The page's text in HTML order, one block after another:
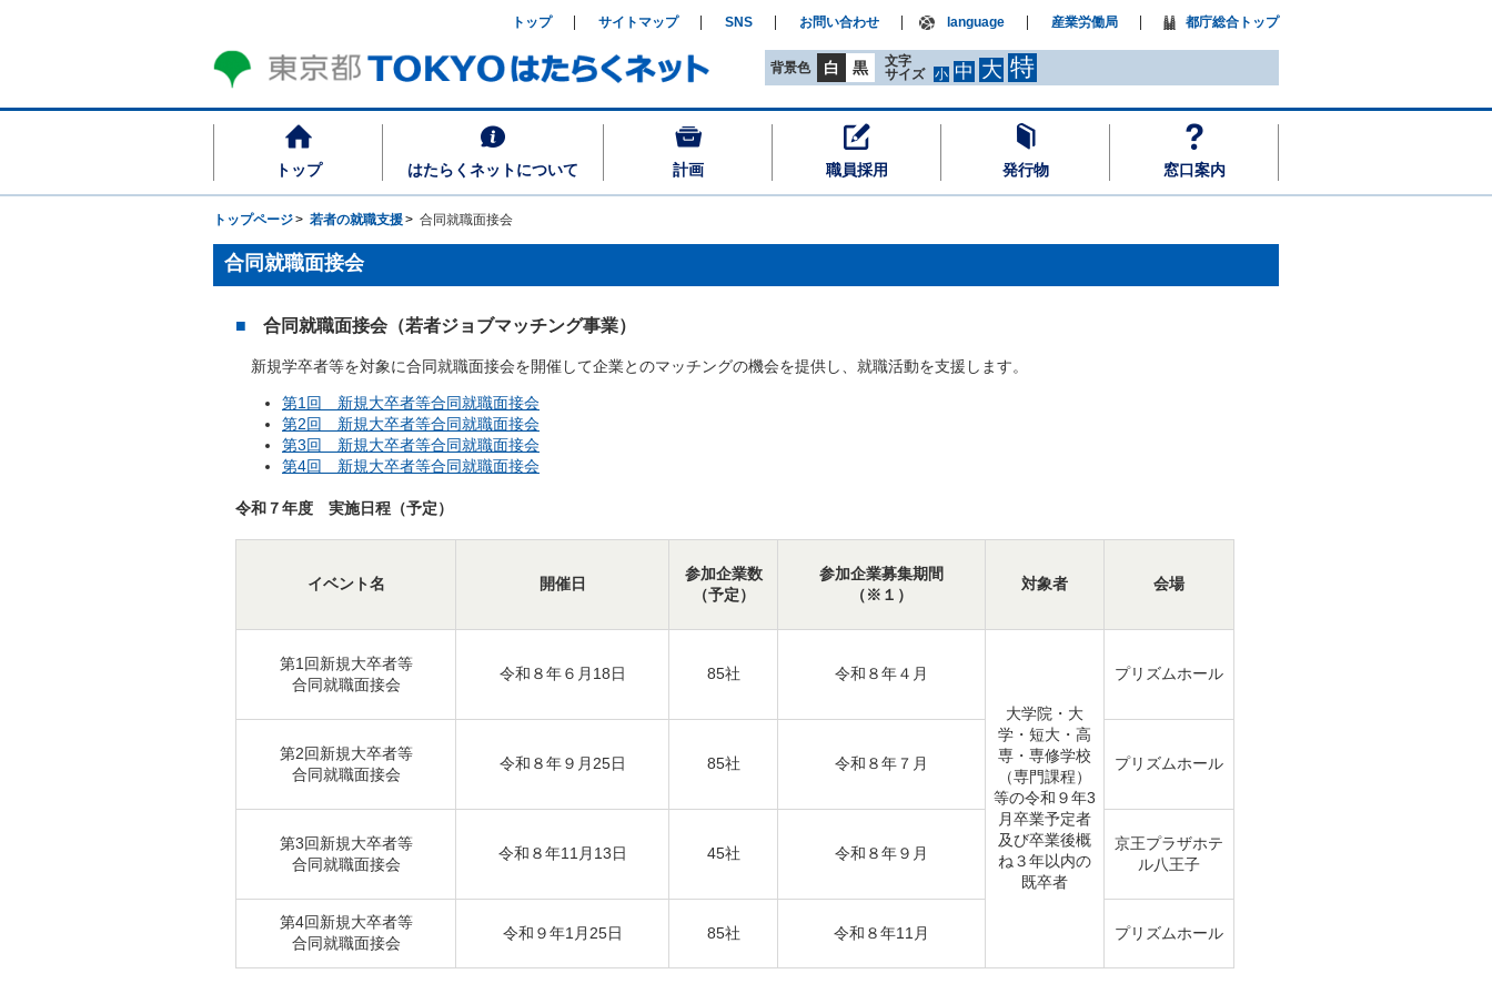
トップ はたらくネットについて 計画 職員採用 発行物 窓口案内
背景色 白 黒
文字
サイズ
小 中 大 特
トップ サイトマップ SNS お問い合わせ language 産業労働局 都庁総合トップ
トップページ 若者の就職支援 合同就職面接会
合同就職面接会
合同就職面接会（若者ジョブマッチング事業）
新規学卒者等を対象に合同就職面接会を開催して企業とのマッチングの機会を提供し、就職活動を支援します。
第1回 新規大卒者等合同就職面接会
第2回 新規大卒者等合同就職面接会
第3回 新規大卒者等合同就職面接会
第4回 新規大卒者等合同就職面接会
令和７年度 実施日程（予定）
イベント名 開催日
参加企業数
（予定）
参加企業募集期間
（※１）
対象者 会場
第1回新規大卒者等
合同就職面接会
令和８年６月18日 85社 令和８年４月
大学院・大
学・短大・高
専・専修学校
（専門課程）
等の令和９年3
月卒業予定者
及び卒業後概
ね３年以内の
既卒者
プリズムホール
第2回新規大卒者等
合同就職面接会
令和８年９月25日 85社 令和８年７月 プリズムホール
第3回新規大卒者等
合同就職面接会
令和８年11月13日 45社 令和８年９月
京王プラザホテ
ル八王子
第4回新規大卒者等
合同就職面接会
令和９年1月25日 85社 令和８年11月 プリズムホール